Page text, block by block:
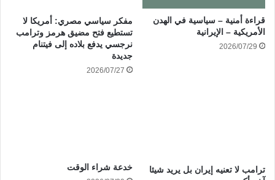
قراءة أمنية – سياسية في الهدن
الأمريكية – الإيرانية
2026/07/29
مفكر سياسي مصري: أمريكا لا
تستطيع فتح مضيق هرمز وترامب
نرجسي يدفع بلاده إلى فيتنام
جديدة
2026/07/27
ترامب لا تعنيه إيران بل يريد شيئا
خدعة شراء الوقت